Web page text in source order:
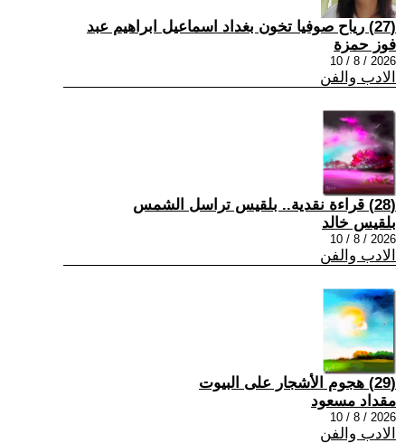
(27) رياح صوفيا تخون بغداد اسماعيل ابراهيم عبد
فوز حمزة
2026 / 8 / 10
الادب والفن
(28) قراءة نقدية.. بلقيس تراسل الشمس
بلقيس خالد
2026 / 8 / 10
الادب والفن
(29) هجوم الأشجار على البيوت
مقداد مسعود
2026 / 8 / 10
الادب والفن